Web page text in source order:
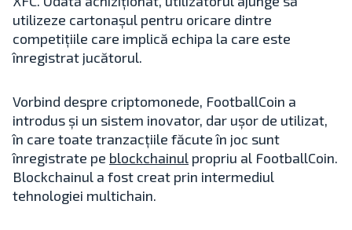
utilizeze cartonașul pentru oricare dintre
competițiile care implică echipa la care este
înregistrat jucătorul.
Vorbind despre criptomonede, FootballCoin a
introdus și un sistem inovator, dar ușor de utilizat,
în care toate tranzacțiile făcute în joc sunt
înregistrate pe blockchainul propriu al FootballCoin.
Blockchainul a fost creat prin intermediul
tehnologiei multichain.